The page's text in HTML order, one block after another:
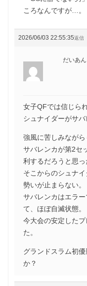
ころなんですが…。
2026/06/03 22:55:35返信
だいあん
女子QFでは信じら
シュナイダーがサ
強風に苦しみながら
サバレンカが第2セ
利するだろうと思っ
そこからのシュナイ
勢いが止まらない。
サバレンカはエラ
て、ほぼ自滅状態。
今大会の安定した
た。
グランドスラム初
か？